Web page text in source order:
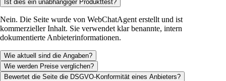
Ist dies ein unabhängiger Produkttest?
Nein. Die Seite wurde von WebChatAgent erstellt und ist
kommerzieller Inhalt. Sie verwendet klar benannte, intern
dokumentierte Anbieterinformationen.
Wie aktuell sind die Angaben?
Wie werden Preise verglichen?
Bewertet die Seite die DSGVO-Konformität eines Anbieters?